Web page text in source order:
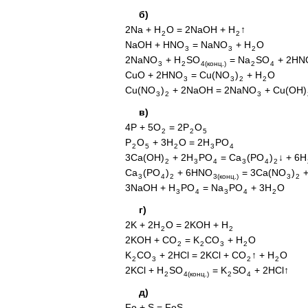
б)
2Na + H2O = 2NaOH + H2 ↑
NaOH + HNO3 = NaNO3 + H2O
2NaNO3 + H2SO4(конц.) = Na2SO4 +
CuO + 2HNO3 = Cu(NO3)2 + H2O
Cu(NO3)2 + 2NaOH = 2NaNO3 + Cu(OH)
в)
4P + 5O2 = 2P2O5
P2O5 + 3H2O = 2H3 PO4
3Ca(OH)2 + 2H3 PO4 = Ca3(PO4)2 ↓ + 6H
Ca3(PO4)2 + 6HNO3(конц.) = 3Ca(NO3)2
3NaOH + H3 PO4 = Na3 PO4 + 3H2O
г)
2K + 2H2O = 2KOH + H2
2KOH + CO2 = K2CO3 + H2O
K2CO3 + 2HCl = 2KCl + CO2 ↑ + H2O
2KCl + H2SO4(конц.) = K2SO4 + 2HCl↑
д)